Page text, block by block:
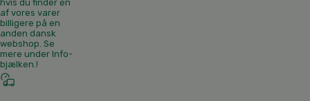
hvis du finder en
af vores varer
billigere på en
anden dansk
webshop. Se
mere under Info-
bjælken.!